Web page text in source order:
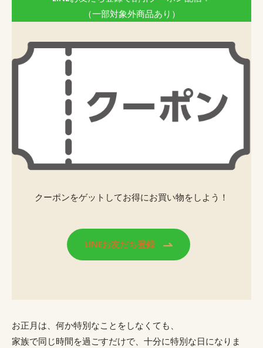
（一部対象外商品あり）
クーポンをゲットしてお得にお買い物をしよう！
LINEお友だち登録
お正月は、何か特別なことをしなくても、
家族で同じ時間を過ごすだけで、十分に特別な日になりま